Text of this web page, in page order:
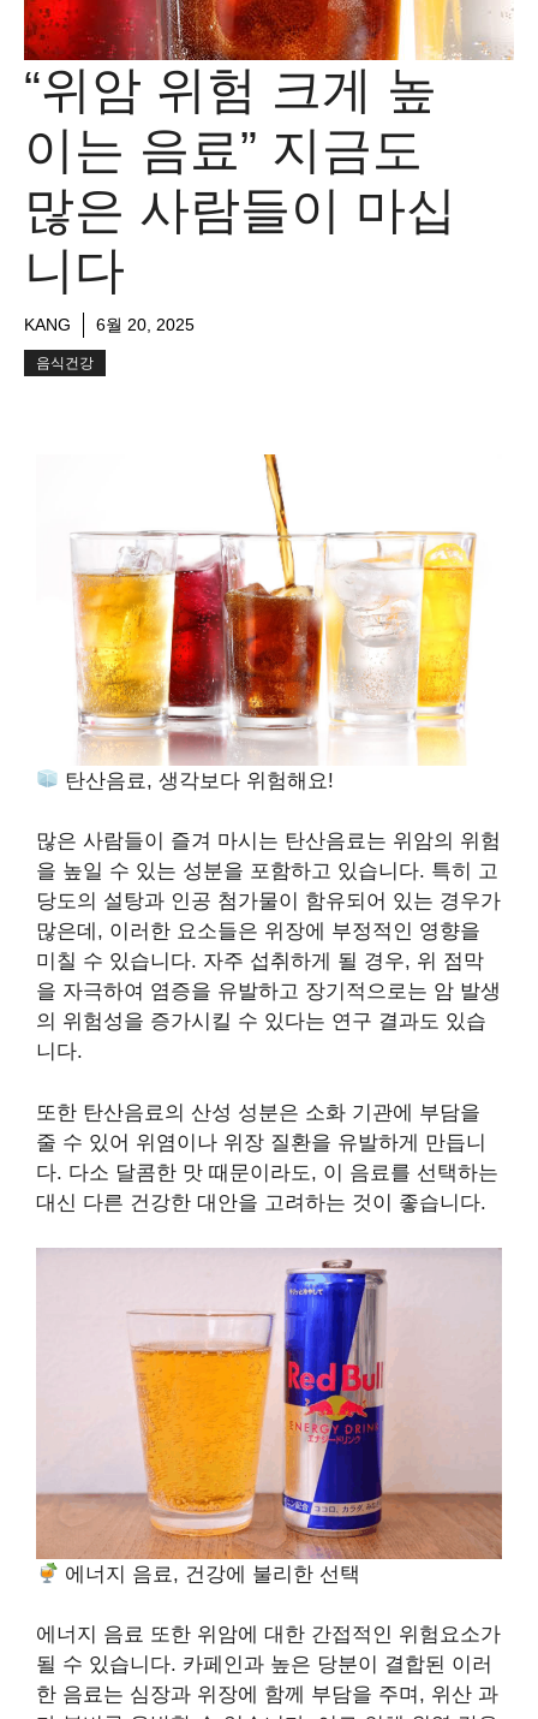
“위암 위험 크게 높
이는 음료” 지금도
많은 사람들이 마십
니다
KANG 6월 20, 2025
음식건강
탄산음료, 생각보다 위험해요!
많은 사람들이 즐겨 마시는 탄산음료는 위암의 위험
을 높일 수 있는 성분을 포함하고 있습니다. 특히 고
당도의 설탕과 인공 첨가물이 함유되어 있는 경우가
많은데, 이러한 요소들은 위장에 부정적인 영향을
미칠 수 있습니다. 자주 섭취하게 될 경우, 위 점막
을 자극하여 염증을 유발하고 장기적으로는 암 발생
의 위험성을 증가시킬 수 있다는 연구 결과도 있습
니다.
또한 탄산음료의 산성 성분은 소화 기관에 부담을
줄 수 있어 위염이나 위장 질환을 유발하게 만듭니
다. 다소 달콤한 맛 때문이라도, 이 음료를 선택하는
대신 다른 건강한 대안을 고려하는 것이 좋습니다.
에너지 음료, 건강에 불리한 선택
에너지 음료 또한 위암에 대한 간접적인 위험요소가
될 수 있습니다. 카페인과 높은 당분이 결합된 이러
한 음료는 심장과 위장에 함께 부담을 주며, 위산 과